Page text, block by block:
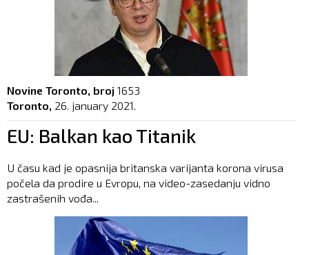
Novine Toronto, broj 1653
Toronto, 26. january 2021.
EU: Balkan kao Titanik
U času kad je opasnija britanska varijanta korona virusa
počela da prodire u Evropu, na video-zasedanju vidno
zastrašenih vođa...